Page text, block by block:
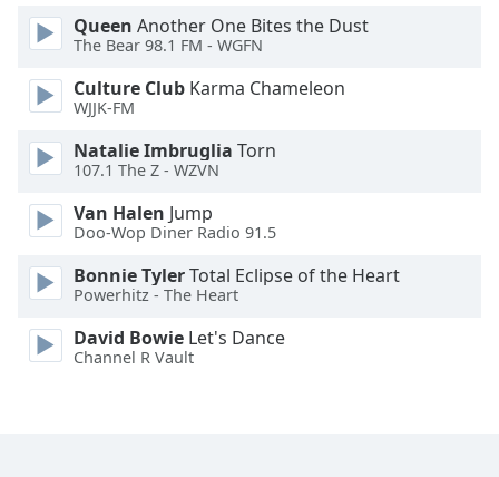
Text
Edge
Style
Font
Dialog
End
Queen Another One Bites the Dust
The Bear 98.1 FM - WGFN
Culture Club Karma Chameleon
WJJK-FM
Natalie Imbruglia Torn
107.1 The Z - WZVN
Van Halen Jump
Doo-Wop Diner Radio 91.5
Bonnie TylerTotal Eclipse of the Heart
Powerhitz - The Heart
David Bowie Let's Dance
Channel R Vault